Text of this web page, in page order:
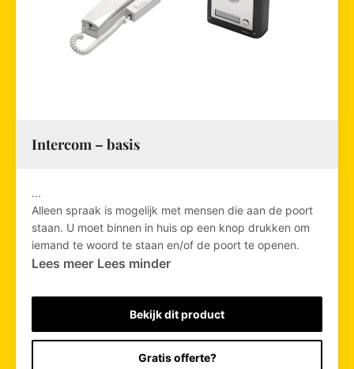
Intercom – basis
...
Alleen spraak is mogelijk met mensen die aan de poort
staan. U moet binnen in huis op een knop drukken om
iemand te woord te staan en/of de poort te openen.
Lees meer Lees minder
Bekijk dit product
Gratis offerte?